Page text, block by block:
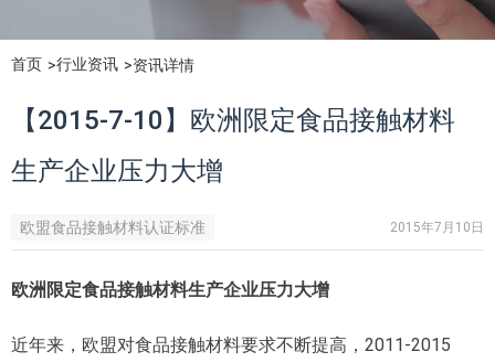
首页 行业资讯 资讯详情
【2015-7-10】欧洲限定食品接触材料
生产企业压力大增
欧盟食品接触材料认证标准 2015年7月10日
欧洲限定食品接触材料生产企业压力大增
近年来，欧盟对食品接触材料要求不断提高，2011-2015